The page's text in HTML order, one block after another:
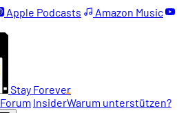
Apple Podcasts
Amazon Music
Stay Forever
Forum InsiderWarum unterstützen?